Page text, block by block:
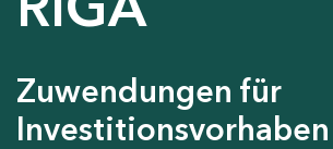
Zuwendungen für